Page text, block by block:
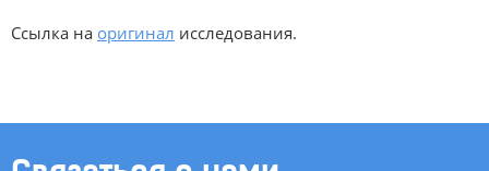
Ссылка на оригинал исследования.